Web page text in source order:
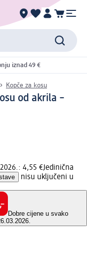
iznad 49 €
Kopče za kosu
od akrila –
4,55 €Jedinična
nisu uključeni u
Dobre cijene u svako